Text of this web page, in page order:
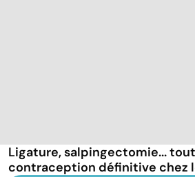
Ligature, salpingectomie...
contraception définitive chez